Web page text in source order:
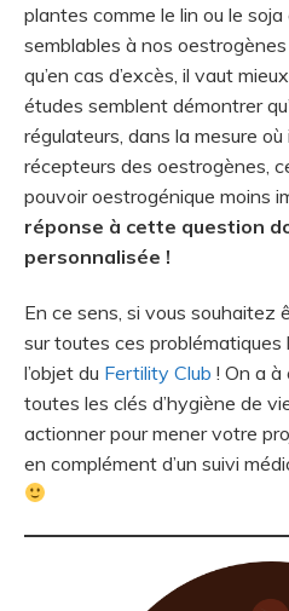
plantes comme le lin ou le
semblables à nos
qu’en cas d’excès, il vaut
études semblent démontrer
régulateurs, dans la mesure
récepteurs des oestrogènes,
pouvoir oestrogénique moins
réponse à cette question
personnalisée !
En ce sens, si vous souhaitez
sur toutes ces problématiques
l’objet du Fertility Club ! On a à
toutes les clés d’hygiène de
actionner pour mener votre
en complément d’un suivi